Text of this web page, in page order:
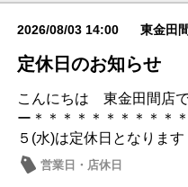
2026/08/03 14:00 東金田
定休日のお知らせ
こんにちは 東金田間店
ー＊＊＊＊＊＊＊＊＊＊
５(水)は定休日となりま
営業日・店休日